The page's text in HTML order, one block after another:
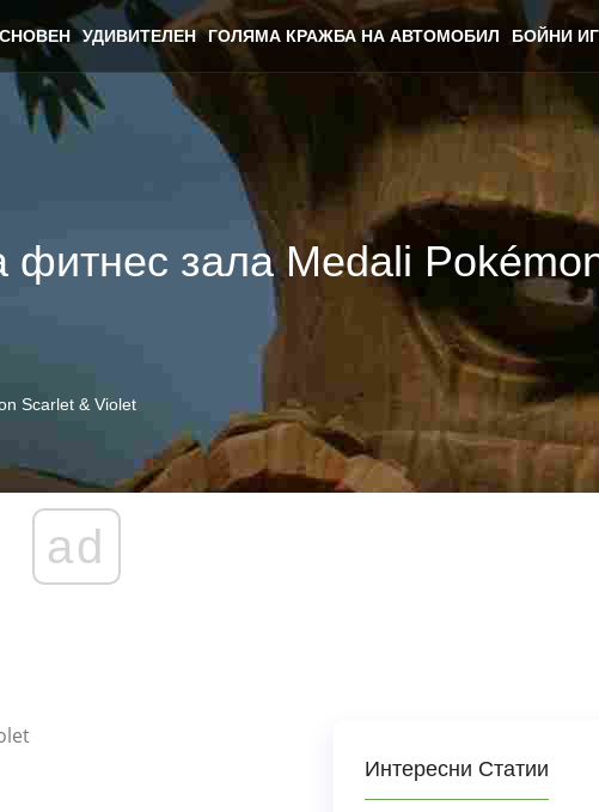
УДИВИТЕЛЕН ГОЛЯМА КРАЖБА НА АВТОМОБИЛ БОЙНИ
зала Medali
Scarlet & Violet
ad
Интересни Статии